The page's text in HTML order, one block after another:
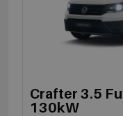
Crafter 3.5
130kW